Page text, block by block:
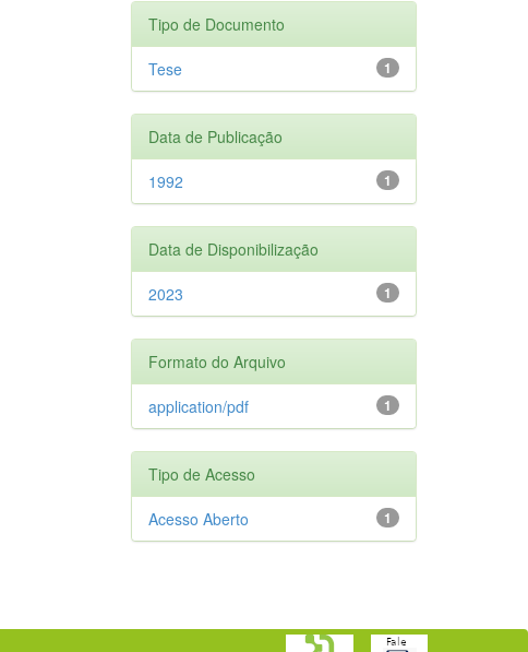
Tipo de Documento
1
Tese
Data de Publicação
1
1992
Data de Disponibilização
1
2023
Formato do Arquivo
1
application/pdf
Tipo de Acesso
1
Acesso Aberto